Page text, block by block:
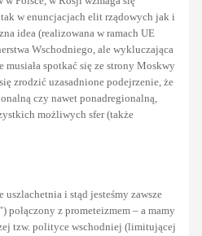
w enuncjacjach elit rządowych jak i
idea (realizowana w ramach UE
Wschodniego, ale wykluczająca
spotkać się ze strony Moskwy
zrodzić uzasadnione podejrzenie, że
czy nawet ponadregionalną,
możliwych sfer (także
i stąd jesteśmy zawsze
z prometeizmem – a mamy
tzw. polityce wschodniej (limitującej